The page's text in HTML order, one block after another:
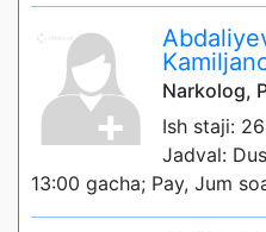
Narkolog,
Ish staji:
Jadval:
13:00 gacha; Pay, Jum